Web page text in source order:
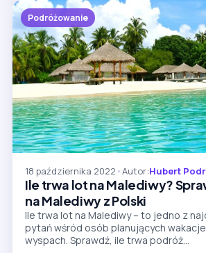
Podróżowanie
18 października 2022 •Autor:Hubert
Ile trwa lot na Malediwy?
na Malediwy z Polski
Ile trwa lot na Malediwy – to jedno z
pytań wśród osób planujących
wyspach. Sprawdź, ile trwa podróż...